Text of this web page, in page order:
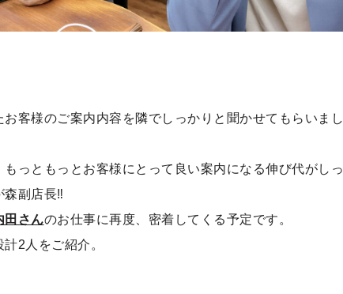
客様のご案内内容を隣でしっかりと聞かせてもらいまし
っともっとお客様にとって良い案内になる伸び代がしっ
森副店長‼︎
田さんのお仕事に再度、密着してくる予定です。
2人をご紹介。